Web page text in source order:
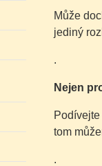
Může
jediný
.
Nejen
tom
.